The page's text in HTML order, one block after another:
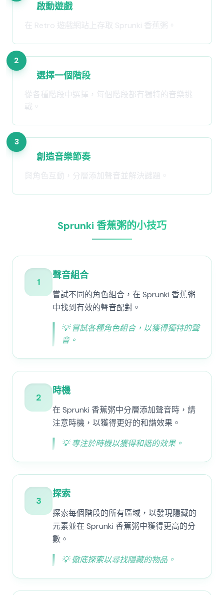
啟動遊戲
在 Retro 遊戲網站上存取 Sprunki 香蕉粥。
2
選擇一個階段
從各種階段中選擇，每個階段都有獨特的音樂挑
戰。
3
創造音樂節奏
與角色互動，分層添加聲音並解決謎題。
Sprunki 香蕉粥的小技巧
1
聲音組合
嘗試不同的角色組合，在 Sprunki 香蕉粥
中找到有效的聲音配對。
💡 嘗試各種角色組合，以獲得獨特的聲
音。
2
時機
在 Sprunki 香蕉粥中分層添加聲音時，請
注意時機，以獲得更好的和諧效果。
💡專注於時機以獲得和諧的效果。
3
探索
探索每個階段的所有區域，以發現隱藏的
元素並在 Sprunki 香蕉粥中獲得更高的分
數。
💡徹底探索以尋找隱藏的物品。